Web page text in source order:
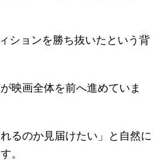
ションを勝ち抜いたという背
映画全体を前へ進めていま
るのか見届けたい」と自然に
。